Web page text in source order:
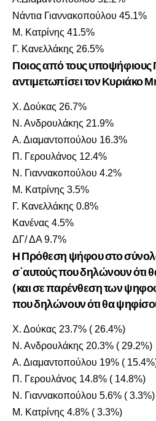
Νάντια Γιαννακοπούλου 45.1%
Μ. Κατρίνης 41.5%
Γ. Κανελλάκης 26.5%
Ποιος από τους υποψήφιους
αντιμετωπίσει τον Κυριάκο
Χ. Δούκας 26.7%
Ν. Ανδρουλάκης 21.9%
Α. Διαμαντοπούλου 16.3%
Π. Γερουλάνος 12.4%
Ν. Γιαννακοπούλου 4.2%
Μ. Κατρίνης 3.5%
Γ. Κανελλάκης 0.8%
Κανένας 4.5%
ΔΓ/ ΔΑ 9.7%
Η Πρόθεση ψήφου στο
σ΄αυτούς που δηλώνουν ότι
(και σε παρένθεση των
που δηλώνουν ότι θα
Χ. Δούκας 23.7% ( 26.4%)
Ν. Ανδρουλάκης 20.3% ( 29.2%)
Α. Διαμαντοπούλου 19% (
Π. Γερουλάνος 14.8% ( 14.8%)
Ν. Γιαννακοπούλου 5.6% ( 3.3%)
Μ. Κατρίνης 4.8% ( 3.3%)